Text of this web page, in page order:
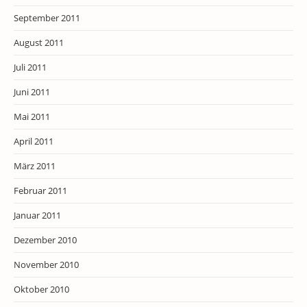
September 2011
August 2011
Juli 2011
Juni 2011
Mai 2011
April 2011
März 2011
Februar 2011
Januar 2011
Dezember 2010
November 2010
Oktober 2010